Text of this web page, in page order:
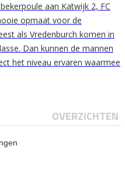
aan Katwijk 2, FC
opmaat voor de
als Vredenburch komen in
Dan kunnen de mannen
het niveau ervaren waarmee
OVERZICHTEN